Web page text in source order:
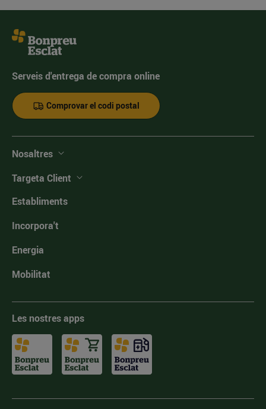
Serveis d'entrega de compra online
Comprovar el codi postal
Nosaltres
Targeta Client
Establiments
Incorpora't
Energia
Mobilitat
Les nostres apps